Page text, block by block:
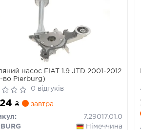
насос FIAT 1.9 JTD 2001-2012
во Pierburg)
0 відгуків
₴ завтра
7.29017.01.0
Німеччина